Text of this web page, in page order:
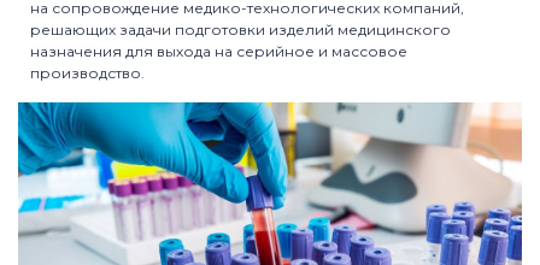
на сопровождение медико-технологических компаний,
решающих задачи подготовки изделий медицинского
назначения для выхода на серийное и массовое
производство.